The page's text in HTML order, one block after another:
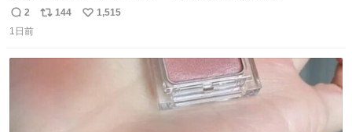
返
信
2
リ
144
い
1,515
1日前